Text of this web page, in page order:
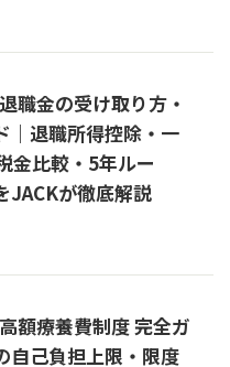
職金の受け取り方・
｜退職所得控除・一
金比較・5年ルー
JACKが徹底解説
額療養費制度 完全ガ
自己負担上限・限度